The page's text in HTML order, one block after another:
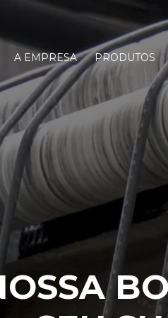
A EMPRESA PRODUTOS